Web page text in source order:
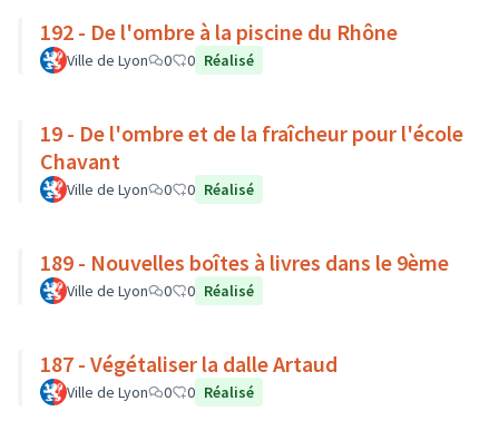
192 - De l'ombre à la piscine du Rhône
Ville de Lyon 0 0 Réalisé
19 - De l'ombre et de la fraîcheur pour l'école
Chavant
Ville de Lyon 0 0 Réalisé
189 - Nouvelles boîtes à livres dans le 9ème
Ville de Lyon 0 0 Réalisé
187 - Végétaliser la dalle Artaud
Ville de Lyon 0 0 Réalisé